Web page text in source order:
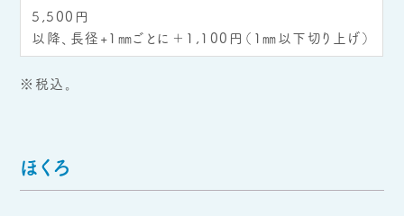
5,500円
以降、長径+1㎜ごとに＋1,100円（1㎜以下切り上げ）
※税込。
ほくろ